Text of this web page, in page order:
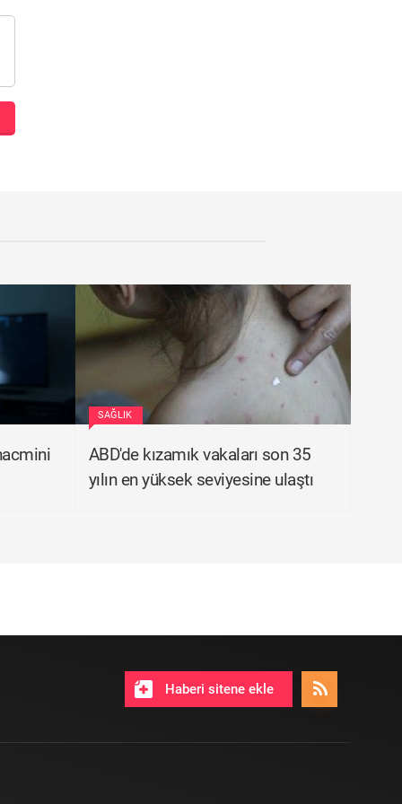
SAĞLIK
ABD'de kızamık vakaları son 35
yılın en yüksek seviyesine ulaştı
Haberi sitene ekle